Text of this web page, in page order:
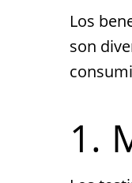
Los
son
1.